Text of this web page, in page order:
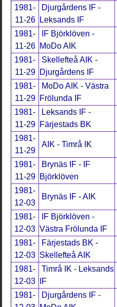
1981-
11-26
Djurgårdens IF -
Leksands IF
1981-
11-26
IF Björklöven -
MoDo AIK
1981-
11-29
Skellefteå AIK -
Djurgårdens IF
1981-
11-29
MoDo AIK - Västra
Frölunda IF
1981-
11-29
Leksands IF -
Färjestads BK
1981-
11-29
AIK - Timrå IK
1981-
11-29
Brynäs IF - IF
Björklöven
1981-
12-03
Brynäs IF - AIK
1981-
12-03
IF Björklöven -
Västra Frölunda IF
1981-
12-03
Färjestads BK -
Skellefteå AIK
1981-
12-03
Timrå IK - Leksands
IF
1981-
Djurgårdens IF -